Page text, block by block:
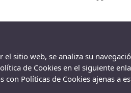
sitio web, se analiza su
de Cookies en el siguiente
Políticas de Cookies ajenas a